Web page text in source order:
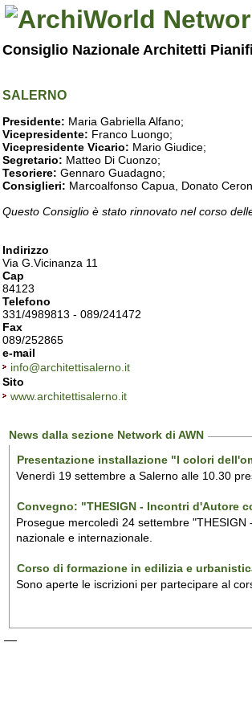
Consiglio Nazionale Architetti
SALERNO
Presidente: Maria Gabriella Alfano;
Vicepresidente: Franco Luongo;
Vicepresidente Vicario: Mario Giudice;
Segretario: Matteo Di Cuonzo;
Tesoriere: Gennaro Guadagno;
Consiglieri: Marcoalfonso Capua, Donato
Questo Consiglio è stato rinnovato nel corso
Indirizzo
Via G.Vicinanza 11
Cap
84123
Telefono
331/4989813 - 089/241472
Fax
089/252865
e-mail
info@architettisalerno.it
Sito
www.architettisalerno.it
News dalla sezione Network di AWN
Presentazione installazione "I colori
Venerdì 19 settembre a Salerno alle 10.30
Convegno: "THESIGN - Incontri d'Autore
Prosegue mercoledì 24 settembre
nazionale e internazionale.
Corso di formazione in edilizia e
Sono aperte le iscrizioni per partecipare al